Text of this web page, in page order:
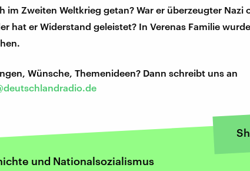
im Zweiten Weltkrieg getan? War er überzeugter Nazi
hat er Widerstand geleistet? In Verenas Familie
Wünsche, Themenideen? Dann schreibt uns an
und Nationalsozialismus